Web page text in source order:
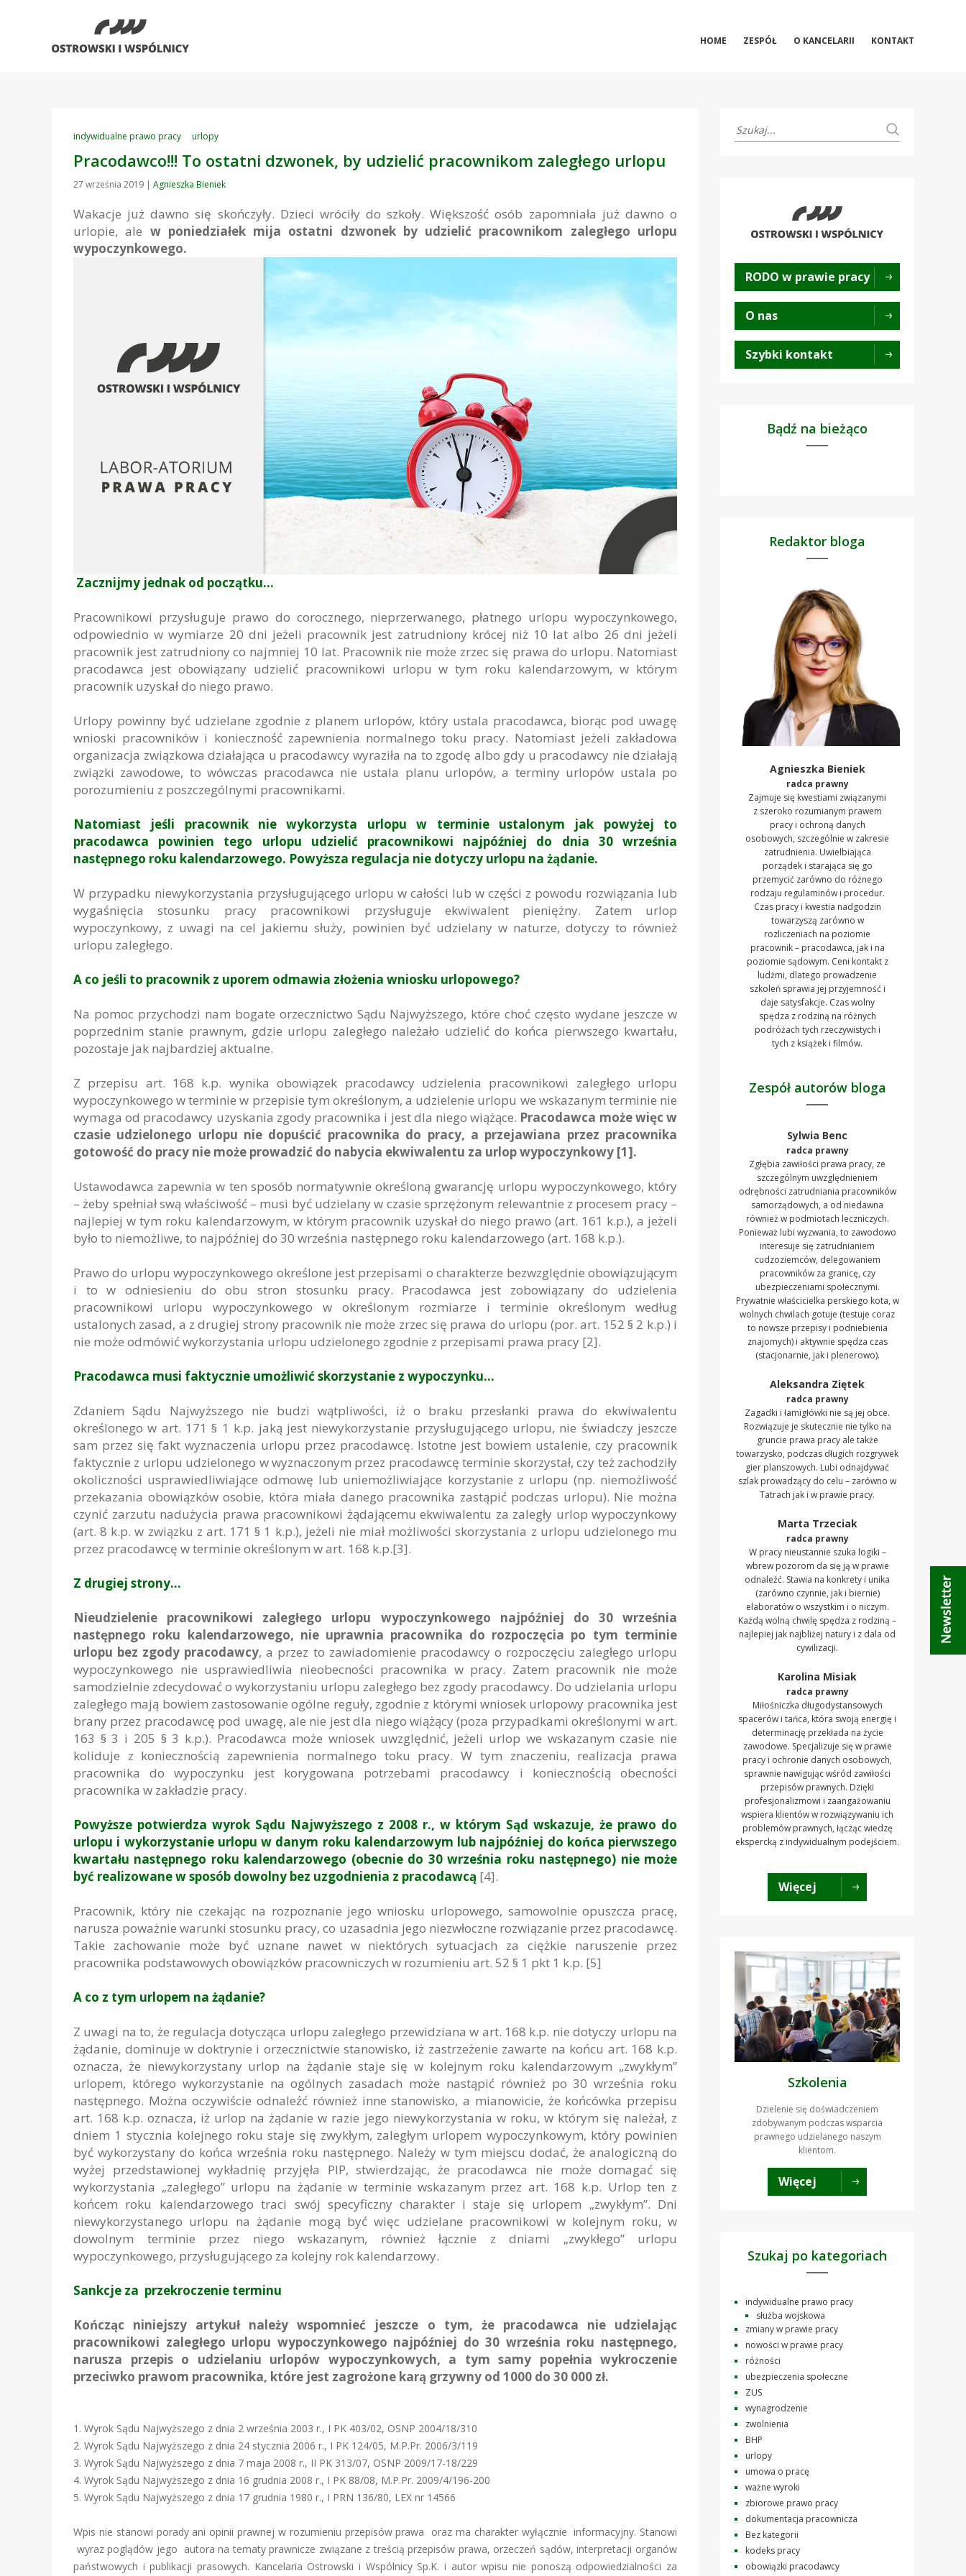
HOME ZESPÓŁ O KANCELARII KONTAKT
indywidualne prawo pracy urlopy
Pracodawco!!! To ostatni dzwonek, by udzielić pracownikom zaległego urlopu
27 września 2019 | Agnieszka Bieniek
Wakacje już dawno się skończyły. Dzieci wróciły do szkoły. Większość osób zapomniała już dawno o
urlopie, ale w poniedziałek mija ostatni dzwonek by udzielić pracownikom zaległego urlopu
wypoczynkowego.
Zacznijmy jednak od początku…
Pracownikowi przysługuje prawo do corocznego, nieprzerwanego, płatnego urlopu wypoczynkowego,
odpowiednio w wymiarze 20 dni jeżeli pracownik jest zatrudniony krócej niż 10 lat albo 26 dni jeżeli
pracownik jest zatrudniony co najmniej 10 lat. Pracownik nie może zrzec się prawa do urlopu. Natomiast
pracodawca jest obowiązany udzielić pracownikowi urlopu w tym roku kalendarzowym, w którym
pracownik uzyskał do niego prawo.
Urlopy powinny być udzielane zgodnie z planem urlopów, który ustala pracodawca, biorąc pod uwagę
wnioski pracowników i konieczność zapewnienia normalnego toku pracy. Natomiast jeżeli zakładowa
organizacja związkowa działająca u pracodawcy wyraziła na to zgodę albo gdy u pracodawcy nie działają
związki zawodowe, to wówczas pracodawca nie ustala planu urlopów, a terminy urlopów ustala po
porozumieniu z poszczególnymi pracownikami.
Natomiast jeśli pracownik nie wykorzysta urlopu w terminie ustalonym jak powyżej to
pracodawca powinien tego urlopu udzielić pracownikowi najpóźniej do dnia 30 września
następnego roku kalendarzowego. Powyższa regulacja nie dotyczy urlopu na żądanie.
W przypadku niewykorzystania przysługującego urlopu w całości lub w części z powodu rozwiązania lub
wygaśnięcia stosunku pracy pracownikowi przysługuje ekwiwalent pieniężny. Zatem urlop
wypoczynkowy, z uwagi na cel jakiemu służy, powinien być udzielany w naturze, dotyczy to również
urlopu zaległego.
A co jeśli to pracownik z uporem odmawia złożenia wniosku urlopowego?
Na pomoc przychodzi nam bogate orzecznictwo Sądu Najwyższego, które choć często wydane jeszcze w
poprzednim stanie prawnym, gdzie urlopu zaległego należało udzielić do końca pierwszego kwartału,
pozostaje jak najbardziej aktualne.
Z przepisu art. 168 k.p. wynika obowiązek pracodawcy udzielenia pracownikowi zaległego urlopu
wypoczynkowego w terminie w przepisie tym określonym, a udzielenie urlopu we wskazanym terminie nie
wymaga od pracodawcy uzyskania zgody pracownika i jest dla niego wiążące. Pracodawca może więc w
czasie udzielonego urlopu nie dopuścić pracownika do pracy, a przejawiana przez pracownika
gotowość do pracy nie może prowadzić do nabycia ekwiwalentu za urlop wypoczynkowy [1].
Ustawodawca zapewnia w ten sposób normatywnie określoną gwarancję urlopu wypoczynkowego, który
– żeby spełniał swą właściwość – musi być udzielany w czasie sprzężonym relewantnie z procesem pracy –
najlepiej w tym roku kalendarzowym, w którym pracownik uzyskał do niego prawo (art. 161 k.p.), a jeżeli
było to niemożliwe, to najpóźniej do 30 września następnego roku kalendarzowego (art. 168 k.p.).
Prawo do urlopu wypoczynkowego określone jest przepisami o charakterze bezwzględnie obowiązującym
i to w odniesieniu do obu stron stosunku pracy. Pracodawca jest zobowiązany do udzielenia
pracownikowi urlopu wypoczynkowego w określonym rozmiarze i terminie określonym według
ustalonych zasad, a z drugiej strony pracownik nie może zrzec się prawa do urlopu (por. art. 152 § 2 k.p.) i
nie może odmówić wykorzystania urlopu udzielonego zgodnie z przepisami prawa pracy [2].
Pracodawca musi faktycznie umożliwić skorzystanie z wypoczynku…
Zdaniem Sądu Najwyższego nie budzi wątpliwości, iż o braku przesłanki prawa do ekwiwalentu
określonego w art. 171 § 1 k.p. jaką jest niewykorzystanie przysługującego urlopu, nie świadczy jeszcze
sam przez się fakt wyznaczenia urlopu przez pracodawcę. Istotne jest bowiem ustalenie, czy pracownik
faktycznie z urlopu udzielonego w wyznaczonym przez pracodawcę terminie skorzystał, czy też zachodziły
okoliczności usprawiedliwiające odmowę lub uniemożliwiające korzystanie z urlopu (np. niemożliwość
przekazania obowiązków osobie, która miała danego pracownika zastąpić podczas urlopu). Nie można
czynić zarzutu nadużycia prawa pracownikowi żądającemu ekwiwalentu za zaległy urlop wypoczynkowy
(art. 8 k.p. w związku z art. 171 § 1 k.p.), jeżeli nie miał możliwości skorzystania z urlopu udzielonego mu
przez pracodawcę w terminie określonym w art. 168 k.p.[3].
Z drugiej strony…
Nieudzielenie pracownikowi zaległego urlopu wypoczynkowego najpóźniej do 30 września
następnego roku kalendarzowego, nie uprawnia pracownika do rozpoczęcia po tym terminie
urlopu bez zgody pracodawcy, a przez to zawiadomienie pracodawcy o rozpoczęciu zaległego urlopu
wypoczynkowego nie usprawiedliwia nieobecności pracownika w pracy. Zatem pracownik nie może
samodzielnie zdecydować o wykorzystaniu urlopu zaległego bez zgody pracodawcy. Do udzielania urlopu
zaległego mają bowiem zastosowanie ogólne reguły, zgodnie z którymi wniosek urlopowy pracownika jest
brany przez pracodawcę pod uwagę, ale nie jest dla niego wiążący (poza przypadkami określonymi w art.
163 § 3 i 205 § 3 k.p.). Pracodawca może wniosek uwzględnić, jeżeli urlop we wskazanym czasie nie
koliduje z koniecznością zapewnienia normalnego toku pracy. W tym znaczeniu, realizacja prawa
pracownika do wypoczynku jest korygowana potrzebami pracodawcy i koniecznością obecności
pracownika w zakładzie pracy.
Powyższe potwierdza wyrok Sądu Najwyższego z 2008 r., w którym Sąd wskazuje, że prawo do
urlopu i wykorzystanie urlopu w danym roku kalendarzowym lub najpóźniej do końca pierwszego
kwartału następnego roku kalendarzowego (obecnie do 30 września roku następnego) nie może
być realizowane w sposób dowolny bez uzgodnienia z pracodawcą [4].
Pracownik, który nie czekając na rozpoznanie jego wniosku urlopowego, samowolnie opuszcza pracę,
narusza poważnie warunki stosunku pracy, co uzasadnia jego niezwłoczne rozwiązanie przez pracodawcę.
Takie zachowanie może być uznane nawet w niektórych sytuacjach za ciężkie naruszenie przez
pracownika podstawowych obowiązków pracowniczych w rozumieniu art. 52 § 1 pkt 1 k.p. [5]
A co z tym urlopem na żądanie?
Z uwagi na to, że regulacja dotycząca urlopu zaległego przewidziana w art. 168 k.p. nie dotyczy urlopu na
żądanie, dominuje w doktrynie i orzecznictwie stanowisko, iż zastrzeżenie zawarte na końcu art. 168 k.p.
oznacza, że niewykorzystany urlop na żądanie staje się w kolejnym roku kalendarzowym „zwykłym”
urlopem, którego wykorzystanie na ogólnych zasadach może nastąpić również po 30 września roku
następnego. Można oczywiście odnaleźć również inne stanowisko, a mianowicie, że końcówka przepisu
art. 168 k.p. oznacza, iż urlop na żądanie w razie jego niewykorzystania w roku, w którym się należał, z
dniem 1 stycznia kolejnego roku staje się zwykłym, zaległym urlopem wypoczynkowym, który powinien
być wykorzystany do końca września roku następnego. Należy w tym miejscu dodać, że analogiczną do
wyżej przedstawionej wykładnię przyjęła PIP, stwierdzając, że pracodawca nie może domagać się
wykorzystania „zaległego” urlopu na żądanie w terminie wskazanym przez art. 168 k.p. Urlop ten z
końcem roku kalendarzowego traci swój specyficzny charakter i staje się urlopem „zwykłym”. Dni
niewykorzystanego urlopu na żądanie mogą być więc udzielane pracownikowi w kolejnym roku, w
dowolnym terminie przez niego wskazanym, również łącznie z dniami „zwykłego” urlopu
wypoczynkowego, przysługującego za kolejny rok kalendarzowy.
Sankcje za przekroczenie terminu
Kończąc niniejszy artykuł należy wspomnieć jeszcze o tym, że pracodawca nie udzielając
pracownikowi zaległego urlopu wypoczynkowego najpóźniej do 30 września roku następnego,
narusza przepis o udzielaniu urlopów wypoczynkowych, a tym samy popełnia wykroczenie
przeciwko prawom pracownika, które jest zagrożone karą grzywny od 1000 do 30 000 zł.
1. Wyrok Sądu Najwyższego z dnia 2 września 2003 r., I PK 403/02, OSNP 2004/18/310
2. Wyrok Sądu Najwyższego z dnia 24 stycznia 2006 r., I PK 124/05, M.P.Pr. 2006/3/119
3. Wyrok Sądu Najwyższego z dnia 7 maja 2008 r., II PK 313/07, OSNP 2009/17-18/229
4. Wyrok Sądu Najwyższego z dnia 16 grudnia 2008 r., I PK 88/08, M.P.Pr. 2009/4/196-200
5. Wyrok Sądu Najwyższego z dnia 17 grudnia 1980 r., I PRN 136/80, LEX nr 14566
Wpis nie stanowi porady ani opinii prawnej w rozumieniu przepisów prawa oraz ma charakter wyłącznie informacyjny. Stanowi
wyraz poglądów jego autora na tematy prawnicze związane z treścią przepisów prawa, orzeczeń sądów, interpretacji organów
państwowych i publikacji prasowych. Kancelaria Ostrowski i Wspólnicy Sp.K. i autor wpisu nie ponoszą odpowiedzialności za
RODO w prawie pracy
O nas
Szybki kontakt
Bądź na bieżąco
Redaktor bloga
Agnieszka Bieniek
radca prawny
Zajmuje się kwestiami związanymi
z szeroko rozumianym prawem
pracy i ochroną danych
osobowych, szczególnie w zakresie
zatrudnienia. Uwielbiająca
porządek i starająca się go
przemycić zarówno do różnego
rodzaju regulaminów i procedur.
Czas pracy i kwestia nadgodzin
towarzyszą zarówno w
rozliczeniach na poziomie
pracownik – pracodawca, jak i na
poziomie sądowym. Ceni kontakt z
ludźmi, dlatego prowadzenie
szkoleń sprawia jej przyjemność i
daje satysfakcje. Czas wolny
spędza z rodziną na różnych
podróżach tych rzeczywistych i
tych z książek i filmów.
Zespół autorów bloga
Sylwia Benc
radca prawny
Zgłębia zawiłości prawa pracy, ze
szczególnym uwzględnieniem
odrębności zatrudniania pracowników
samorządowych, a od niedawna
również w podmiotach leczniczych.
Ponieważ lubi wyzwania, to zawodowo
interesuje się zatrudnianiem
cudzoziemców, delegowaniem
pracowników za granicę, czy
ubezpieczeniami społecznymi.
Prywatnie właścicielka perskiego kota, w
wolnych chwilach gotuje (testuje coraz
to nowsze przepisy i podniebienia
znajomych) i aktywnie spędza czas
(stacjonarnie, jak i plenerowo).
Aleksandra Ziętek
radca prawny
Zagadki i łamigłówki nie są jej obce.
Rozwiązuje je skutecznie nie tylko na
gruncie prawa pracy ale także
towarzysko, podczas długich rozgrywek
gier planszowych. Lubi odnajdywać
szlak prowadzący do celu – zarówno w
Tatrach jak i w prawie pracy.
Marta Trzeciak
radca prawny
W pracy nieustannie szuka logiki –
wbrew pozorom da się ją w prawie
odnaleźć. Stawia na konkrety i unika
(zarówno czynnie, jak i biernie)
elaboratów o wszystkim i o niczym.
Każdą wolną chwilę spędza z rodziną –
najlepiej jak najbliżej natury i z dala od
cywilizacji.
Karolina Misiak
radca prawny
Miłośniczka długodystansowych
spacerów i tańca, która swoją energię i
determinację przekłada na życie
zawodowe. Specjalizuje się w prawie
pracy i ochronie danych osobowych,
sprawnie nawigując wśród zawiłości
przepisów prawnych. Dzięki
profesjonalizmowi i zaangażowaniu
wspiera klientów w rozwiązywaniu ich
problemów prawnych, łącząc wiedzę
ekspercką z indywidualnym podejściem.
Więcej
Szkolenia
Dzielenie się doświadczeniem
zdobywanym podczas wsparcia
prawnego udzielanego naszym
klientom.
Więcej
Szukaj po kategoriach
indywidualne prawo pracy
służba wojskowa
zmiany w prawie pracy
nowości w prawie pracy
różności
ubezpieczenia społeczne
ZUS
wynagrodzenie
zwolnienia
BHP
urlopy
umowa o pracę
ważne wyroki
zbiorowe prawo pracy
dokumentacja pracownicza
Bez kategorii
kodeks pracy
obowiązki pracodawcy